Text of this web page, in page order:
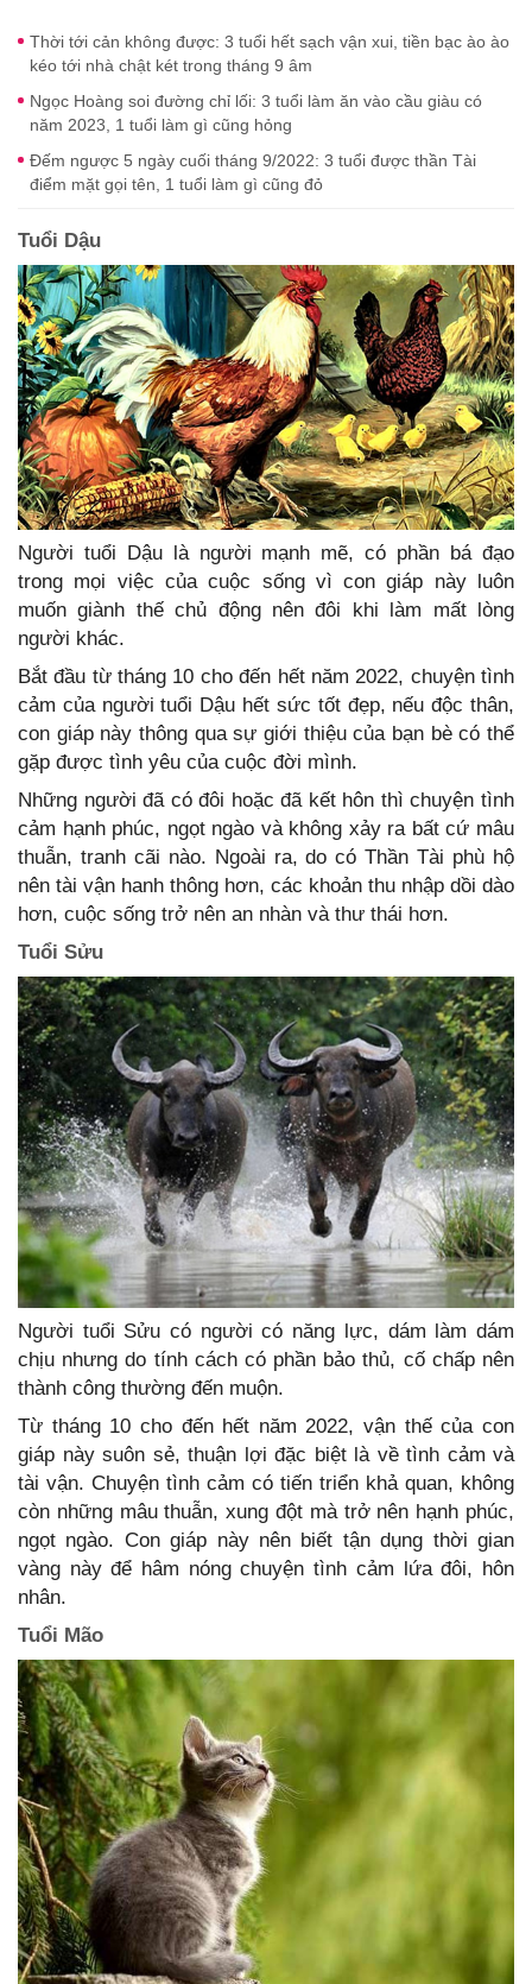
Thời tới cản không được: 3 tuổi hết sạch vận xui, tiền bạc ào ào
kéo tới nhà chật két trong tháng 9 âm
Ngọc Hoàng soi đường chỉ lối: 3 tuổi làm ăn vào cầu giàu có
năm 2023, 1 tuổi làm gì cũng hỏng
Đếm ngược 5 ngày cuối tháng 9/2022: 3 tuổi được thần Tài
điểm mặt gọi tên, 1 tuổi làm gì cũng đỏ
Tuổi Dậu
Người tuổi Dậu là người mạnh mẽ, có phần bá đạo
trong mọi việc của cuộc sống vì con giáp này luôn
muốn giành thế chủ động nên đôi khi làm mất lòng
người khác.
Bắt đầu từ tháng 10 cho đến hết năm 2022, chuyện tình
cảm của người tuổi Dậu hết sức tốt đẹp, nếu độc thân,
con giáp này thông qua sự giới thiệu của bạn bè có thể
gặp được tình yêu của cuộc đời mình.
Những người đã có đôi hoặc đã kết hôn thì chuyện tình
cảm hạnh phúc, ngọt ngào và không xảy ra bất cứ mâu
thuẫn, tranh cãi nào. Ngoài ra, do có Thần Tài phù hộ
nên tài vận hanh thông hơn, các khoản thu nhập dồi dào
hơn, cuộc sống trở nên an nhàn và thư thái hơn.
Tuổi Sửu
Người tuổi Sửu có người có năng lực, dám làm dám
chịu nhưng do tính cách có phần bảo thủ, cố chấp nên
thành công thường đến muộn.
Từ tháng 10 cho đến hết năm 2022, vận thế của con
giáp này suôn sẻ, thuận lợi đặc biệt là về tình cảm và
tài vận. Chuyện tình cảm có tiến triển khả quan, không
còn những mâu thuẫn, xung đột mà trở nên hạnh phúc,
ngọt ngào. Con giáp này nên biết tận dụng thời gian
vàng này để hâm nóng chuyện tình cảm lứa đôi, hôn
nhân.
Tuổi Mão